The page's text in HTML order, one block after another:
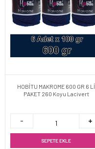
HOBİTU MAKROME 600 GR 6 Lİ
PAKET 260 Koyu Lacivert
SEPETE EKLE